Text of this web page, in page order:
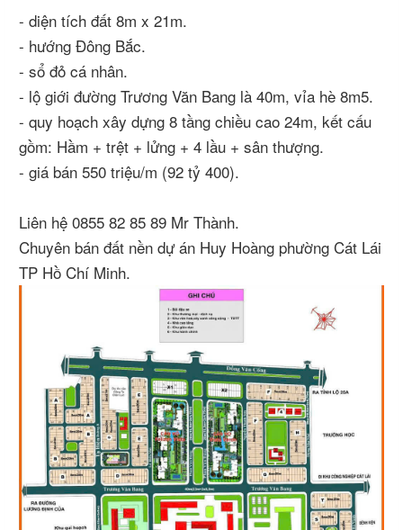
- diện tích đất 8m x 21m.
- hướng Đông Bắc.
- sổ đỏ cá nhân.
- lộ giới đường Trương Văn Bang là 40m, vỉa hè 8m5.
- quy hoạch xây dựng 8 tầng chiều cao 24m, kết cấu
gồm: Hầm + trệt + lửng + 4 lầu + sân thượng.
- giá bán 550 triệu/m (92 tỷ 400).
Liên hệ 0855 82 85 89 Mr Thành.
Chuyên bán đất nền dự án Huy Hoàng phường Cát Lái
TP Hồ Chí Minh.